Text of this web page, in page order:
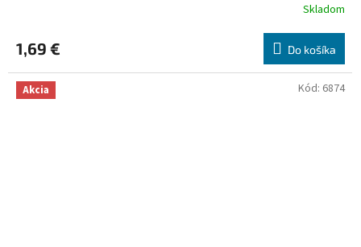
Skladom
1,69 € Do košíka
Akcia Kód: 6874